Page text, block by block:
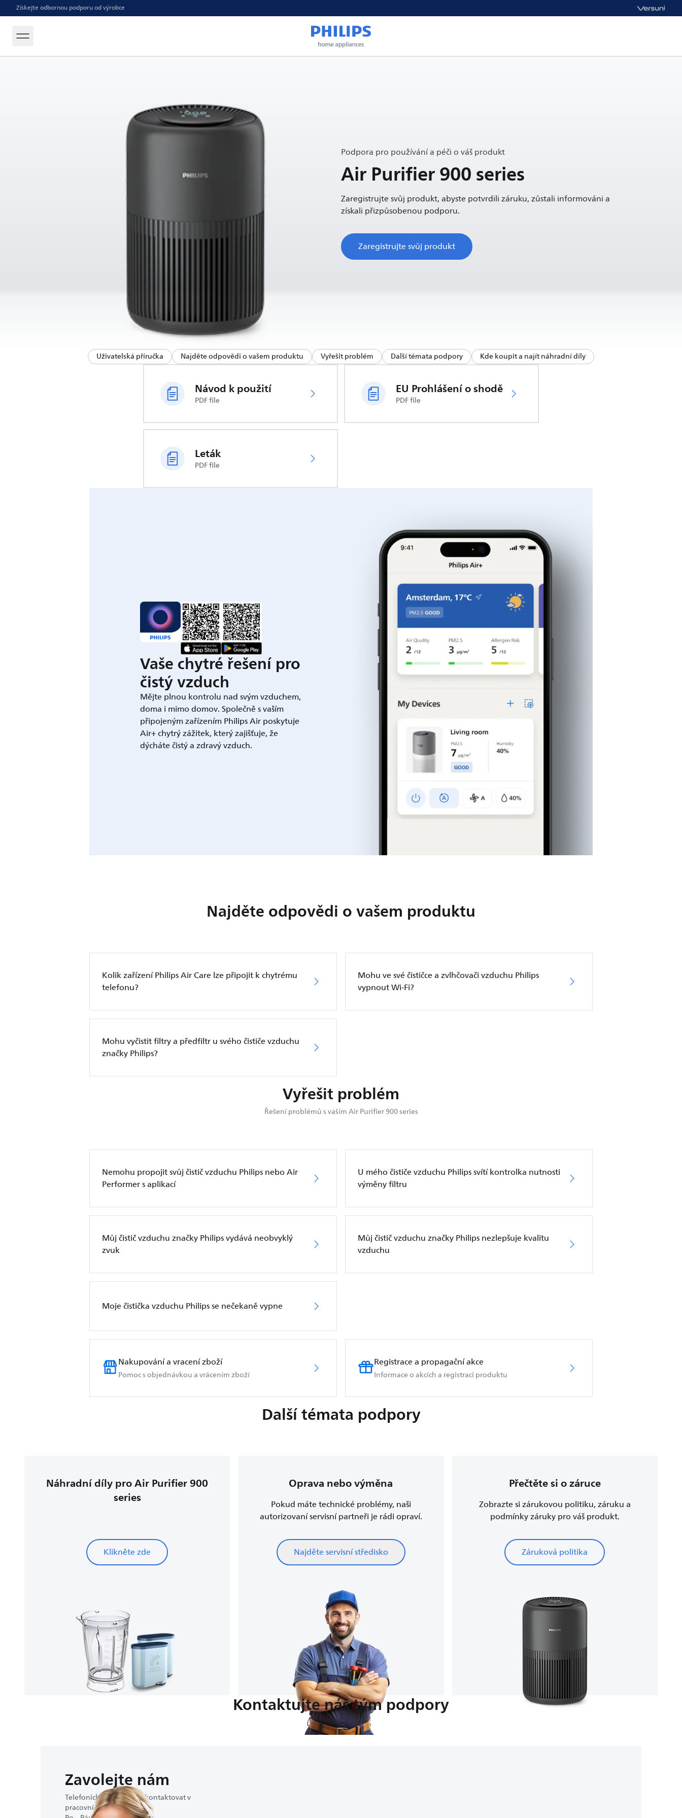
Získejte odbornou podporu od výrobce
Podpora pro používání a péči o váš produkt
Air Purifier 900 series
Zaregistrujte svůj produkt, abyste potvrdili záruku, zůstali informováni a
získali přizpůsobenou podporu.
Zaregistrujte svůj produkt
Uživatelská příručka Najděte odpovědi o vašem produktu Vyřešit problém Další témata podpory Kde koupit a najít náhradní díly
Návod k použití
PDF file
EU Prohlášení o shodě
PDF file
Leták
PDF file
Vaše chytré řešení pro
čistý vzduch
Mějte plnou kontrolu nad svým vzduchem,
doma i mimo domov. Společně s vaším
připojeným zařízením Philips Air poskytuje
Air+ chytrý zážitek, který zajišťuje, že
dýcháte čistý a zdravý vzduch.
Najděte odpovědi o vašem produktu
Kolik zařízení Philips Air Care lze připojit k chytrému
telefonu?
Mohu ve své čističce a zvlhčovači vzduchu Philips
vypnout Wi-Fi?
Mohu vyčistit filtry a předfiltr u svého čističe vzduchu
značky Philips?
Vyřešit problém
Řešení problémů s vaším Air Purifier 900 series
Nemohu propojit svůj čistič vzduchu Philips nebo Air
Performer s aplikací
U mého čističe vzduchu Philips svítí kontrolka nutnosti
výměny filtru
Můj čistič vzduchu značky Philips vydává neobvyklý
zvuk
Můj čistič vzduchu značky Philips nezlepšuje kvalitu
vzduchu
Moje čistička vzduchu Philips se nečekaně vypne
Nakupování a vracení zboží
Pomoc s objednávkou a vrácením zboží
Registrace a propagační akce
Informace o akcích a registraci produktu
Další témata podpory
Náhradní díly pro Air Purifier 900
series
Klikněte zde
Oprava nebo výměna
Pokud máte technické problémy, naši
autorizovaní servisní partneři je rádi opraví.
Najděte servisní středisko
Přečtěte si o záruce
Zobrazte si zárukovou politiku, záruku a
podmínky záruky pro váš produkt.
Záruková politika
Kontaktujte náš tým podpory
Zavolejte nám
Telefonicky nás můžete kontaktovat v
pracovní době: